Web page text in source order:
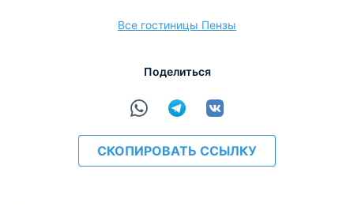
Все гостиницы Пензы
Поделиться
СКОПИРОВАТЬ ССЫЛКУ